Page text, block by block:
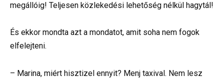
megállóig! Teljesen közlekedési lehetőség nélkül hagytál!
És ekkor mondta azt a mondatot, amit soha nem fogok
elfelejteni.
– Marina, miért hisztizel ennyit? Menj taxival. Nem lesz